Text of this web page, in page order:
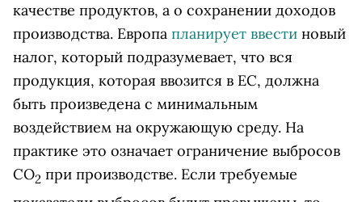
качестве продуктов, а о сохранении доходов
производства. Европа планирует ввести новый
налог, который подразумевает, что вся
продукция, которая ввозится в ЕС, должна
быть произведена с минимальным
воздействием на окружающую среду. На
практике это означает ограничение выбросов
СО2 при производстве. Если требуемые